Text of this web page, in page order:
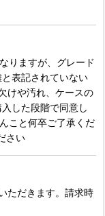
りますが、グレード
表記されていない
けや汚れ、ケースの
した段階で同意し
こと何卒ご了承くだ
さい
ただきます。請求時